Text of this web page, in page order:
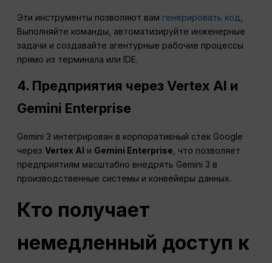
Эти инструменты позволяют вам генерировать код
Выполняйте команды, автоматизируйте инженерные
задачи и создавайте агентурные рабочие процессы
прямо из терминала или IDE.
4. Предприятия через Vertex AI и
Gemini Enterprise
Gemini 3 интегрирован в корпоративный стек Google
черезVertex AI и Gemini Enterprise , что позволяет
предприятиям масштабно внедрять Gemini 3 в
производственные системы и конвейеры данных.
Кто получает
немедленный доступ к